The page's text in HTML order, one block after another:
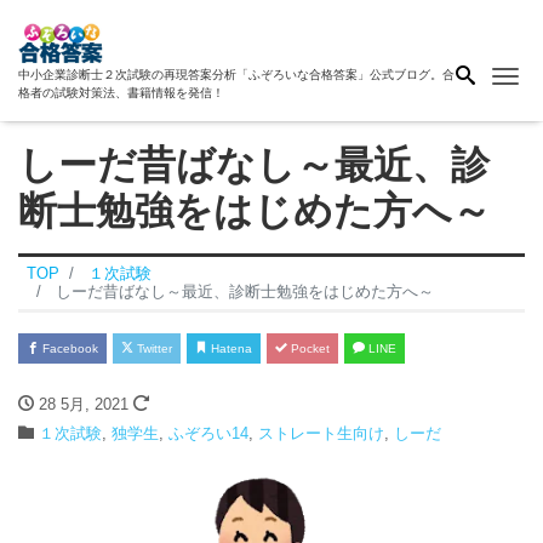
中小企業診断士２次試験の再現答案分析「ふぞろいな合格答案」公式ブログ。合
格者の試験対策法、書籍情報を発信！
しーだ昔ばなし～最近、診
断士勉強をはじめた方へ～
TOP
１次試験
しーだ昔ばなし～最近、診断士勉強をはじめた方へ～
Facebook Twitter Hatena Pocket LINE
28 5月, 2021
１次試験 独学生 ふぞろい14 ストレート生向け しーだ